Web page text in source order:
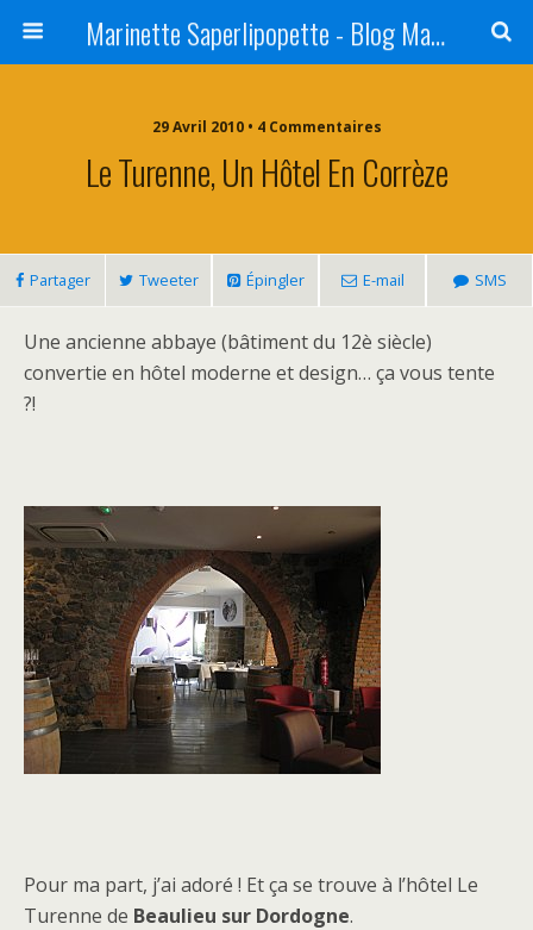
Marinette Saperlipopette - Blog Maman Angers Lifestyle - Ex Expat Montréal
29 Avril 2010 • 4 Commentaires
Le Turenne, Un Hôtel En Corrèze
Partager Tweeter Épingler E-mail SMS
Une ancienne abbaye (bâtiment du 12è siècle)
convertie en hôtel moderne et design… ça vous tente
?!
Pour ma part, j’ai adoré ! Et ça se trouve à l’hôtel Le
Turenne de Beaulieu sur Dordogne.